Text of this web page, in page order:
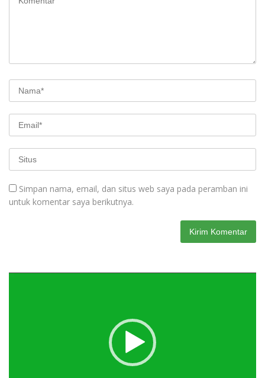
Simpan nama, email, dan situs web saya pada peramban ini
untuk komentar saya berikutnya.